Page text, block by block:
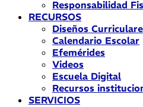
Responsabilidad
RECURSOS
Diseños
Calendario Escolar
Efemérides
Videos
Escuela Digital
Recursos
SERVICIOS